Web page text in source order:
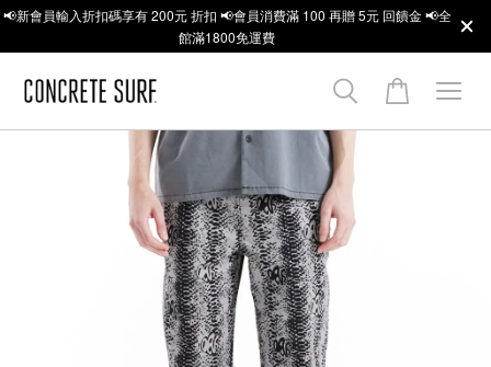
📢新會員輸入折扣碼享有 200元 折扣 📢會員消費滿 100 再贈 5元 回饋金 📢全
館滿1800免運費